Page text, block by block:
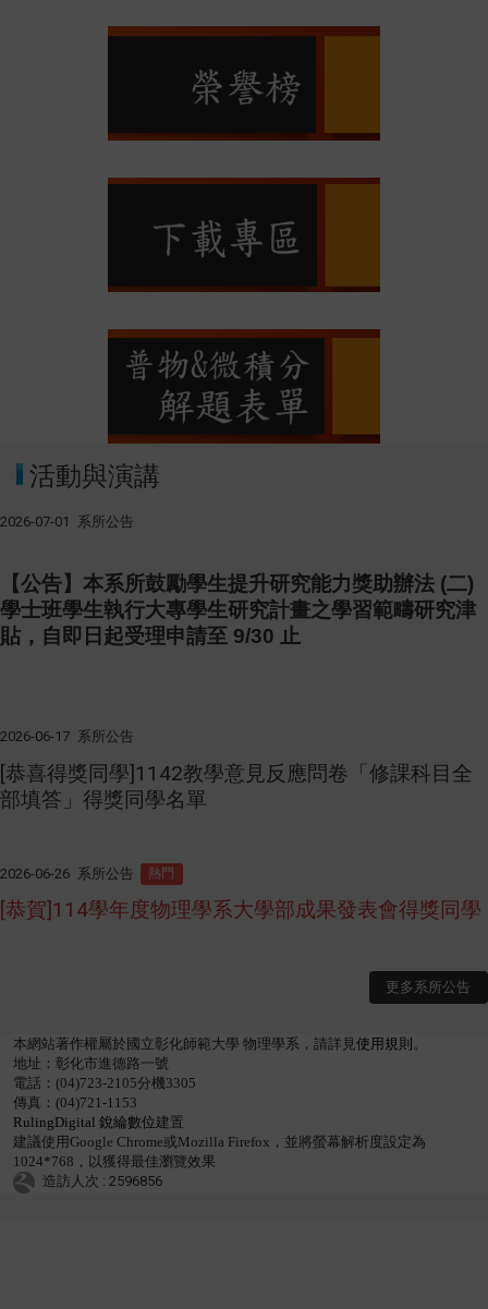
活動與演講
2026-07-01 系所公告
【公告】本系所鼓勵學生提升研究能力獎助辦法 (二)
學士班學生執行大專學生研究計畫之學習範疇研究津
貼，自即日起受理申請至 9/30 止
2026-06-17 系所公告
[恭喜得獎同學]1142教學意見反應問卷「修課科目全
部填答」得獎同學名單
2026-06-26 系所公告 熱門
[恭賀]114學年度物理學系大學部成果發表會得獎同學
更多系所公告
本網站著作權屬於國立彰化師範大學 物理學系，請詳見使用規則 。
地址：彰化市進德路一號
電話：(04)723-2105分機3305
傳真：(04)721-1153
RulingDigital 銳綸數位建置
建議使用Google Chrome或Mozilla Firefox，並將螢幕解析度設定為
1024*768，以獲得最佳瀏覽效果
造訪人次 : 2596856